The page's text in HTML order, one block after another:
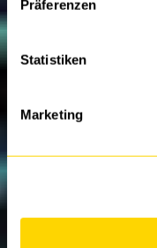
Präferenzen
Statistiken
Marketing